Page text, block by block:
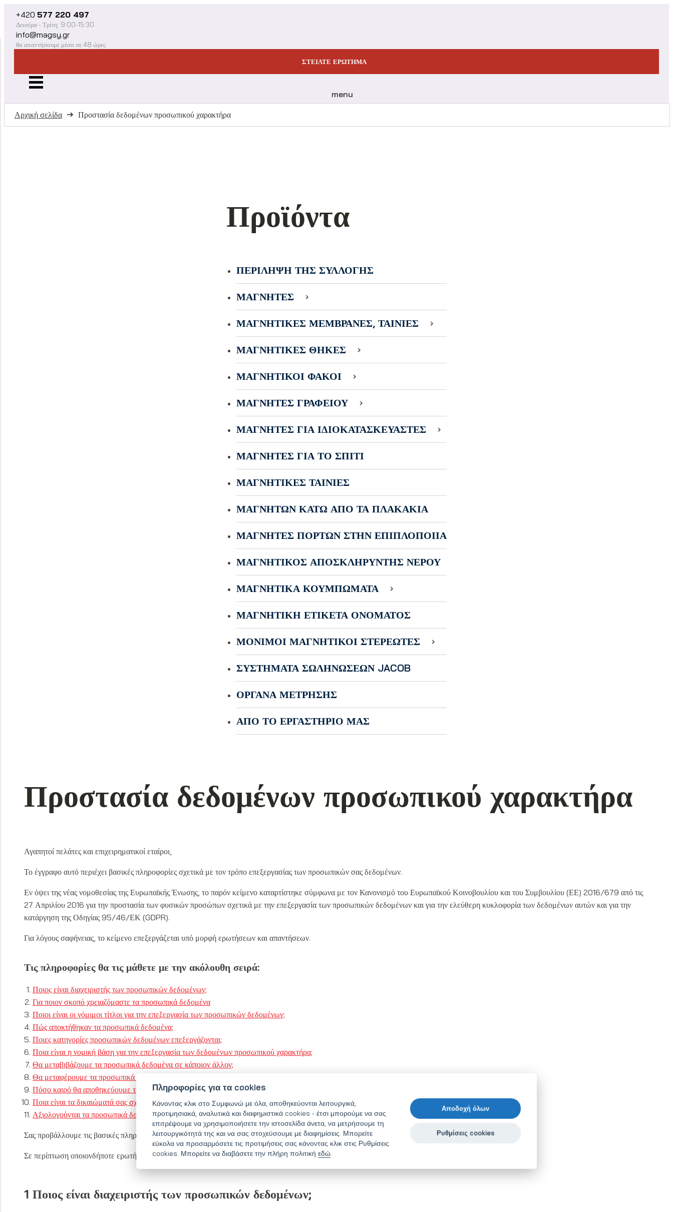
+420 577 220 497
Δευτέρα - Τρίτη: 9:00-15:30
info@magsy.gr
θα απαντήσουμε μέσα σε 48 ώρες
ΣΤΕΊΛΤΕ ΕΡΏΤΗΜΑ
menu
Αρχική σελίδα Προστασία δεδομένων προσωπικού χαρακτήρα
Προϊόντα
ΠΕΡΊΛΗΨΗ ΤΗΣ ΣΥΛΛΟΓΉΣ
ΜΑΓΝΉΤΕΣ
ΜΑΓΝΗΤΙΚΈΣ ΜΕΜΒΡΆΝΕΣ, ΤΑΙΝΊΕΣ
ΜΑΓΝΗΤΙΚΈΣ ΘΉΚΕΣ
ΜΑΓΝΗΤΙΚΟΊ ΦΑΚΟΊ
ΜΑΓΝΉΤΕΣ ΓΡΑΦΕΊΟΥ
ΜΑΓΝΉΤΕΣ ΓΙΑ ΙΔΙΟΚΑΤΑΣΚΕΥΑΣΤΈΣ
ΜΑΓΝΉΤΕΣ ΓΙΑ ΤΟ ΣΠΊΤΙ
ΜΑΓΝΗΤΙΚΈΣ ΤΑΙΝΊΕΣ
ΜΑΓΝΗΤΏΝ ΚΆΤΩ ΑΠΌ ΤΑ ΠΛΑΚΆΚΙΑ
ΜΑΓΝΉΤΕΣ ΠΟΡΤΏΝ ΣΤΗΝ ΕΠΙΠΛΟΠΟΙΊΑ
ΜΑΓΝΗΤΙΚΌΣ ΑΠΟΣΚΛΗΡΥΝΤΉΣ ΝΕΡΟΎ
ΜΑΓΝΗΤΙΚΆ ΚΟΥΜΠΏΜΑΤΑ
ΜΑΓΝΗΤΙΚΉ ΕΤΙΚΈΤΑ ΟΝΌΜΑΤΟΣ
ΜΌΝΙΜΟΙ ΜΑΓΝΗΤΙΚΟΊ ΣΤΕΡΕΩΤΈΣ
ΣΥΣΤΉΜΑΤΑ ΣΩΛΗΝΏΣΕΩΝ JACOB
ΌΡΓΑΝΑ ΜΈΤΡΗΣΗΣ
ΑΠΌ ΤΟ ΕΡΓΑΣΤΉΡΙΌ ΜΑΣ
Προστασία δεδομένων προσωπικού χαρακτήρα
Αγαπητοί πελάτες και επιχειρηματικοί εταίροι,
Το έγγραφο αυτό περιέχει βασικές πληροφορίες σχετικά με τον τρόπο επεξεργασίας των προσωπικών σας δεδομένων.
Εν όψει της νέας νομοθεσίας της Ευρωπαϊκής Ένωσης, το παρόν κείμενο καταρτίστηκε σύμφωνα με τον Κανονισμό του Ευρωπαϊκού Κοινοβουλίου και του Συμβουλίου (ΕΕ) 2016/679 από τις
27 Απριλίου 2016 για την προστασία των φυσικών προσώπων σχετικά με την επεξεργασία των προσωπικών δεδομένων και για την ελεύθερη κυκλοφορία των δεδομένων αυτών και για την
κατάργηση της Οδηγίας 95/46/ΕΚ (GDPR).
Για λόγους σαφήνειας, το κείμενο επεξεργάζεται υπό μορφή ερωτήσεων και απαντήσεων.
Τις πληροφορίες θα τις μάθετε με την ακόλουθη σειρά:
Ποιος είναι διαχειριστής των προσωπικών δεδομένων;
Για ποιον σκοπό χρειαζόμαστε τα προσωπικά δεδομένα
Ποιοι είναι οι νόμιμοι τίτλοι για την επεξεργασία των προσωπικών δεδομένων;
Πώς αποκτήθηκαν τα προσωπικά δεδομένα;
Ποιες κατηγορίες προσωπικών δεδομένων επεξεργάζονται;
Ποια είναι η νομική βάση για την επεξεργασία των δεδομένων προσωπικού χαρακτήρα;
Θα μεταβιβάζουμε τα προσωπικά δεδομένα σε κάποιον άλλον;
Θα μεταφέρουμε τα προσωπικά δεδομένα σε τρίτη χώρα ή σε διεθνή οργανισμό;
Πόσο καιρό θα αποθηκεύουμε τα προσωπικά δεδομένα;
Ποια είναι τα δικαιώματά σας σχετικά με την επεξεργασία των προσωπικών δεδομένων και πώς μπορείτε να τα εφαρμόσετε;
Αξιολογούνται τα προσωπικά δεδομένα αυτόματα;
Σας προβάλλουμε τις βασικές πληροφορίες, που είμαστε ως διαχειριστής των προσωπικών δεδομένων υποχρεωμένοι να παρέχουμε.
Σε περίπτωση οποιονδήποτε ερωτήσεων σχετικά με την επεξεργασία των προσωπικών σας δεδομένων, μη διστάζετε να επικοινωνήσετε μαζί μας.
1 Ποιος είναι διαχειριστής των προσωπικών δεδομένων;
Πληροφορίες για τα cookies
Κάνοντας κλικ στο Συμφωνώ με όλα, αποθηκεύονται λειτουργικά,
προτιμησιακά, αναλυτικά και διαφημιστικά cookies - έτσι μπορούμε να σας
επιτρέψουμε να χρησιμοποιήσετε την ιστοσελίδα άνετα, να μετρήσουμε τη
λειτουργικότητά της και να σας στοχεύσουμε με διαφημίσεις. Μπορείτε
εύκολα να προσαρμόσετε τις προτιμήσεις σας κάνοντας κλικ στις Ρυθμίσεις
cookies. Μπορείτε να διαβάσετε την πλήρη πολιτική εδώ.
Αποδοχή όλων
Ρυθμίσεις cookies